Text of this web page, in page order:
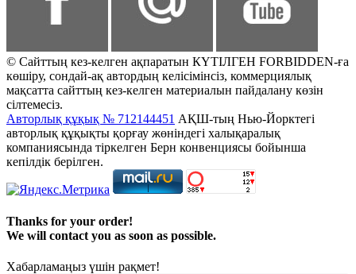
© Сайттың кез-келген ақпаратын КҮТІЛГЕН FORBIDDEN-ға
көшіру, сондай-ақ автордың келісімінсіз, коммерциялық
мақсатта сайттың кез-келген материалын пайдалану көзін
сілтемесіз.
Авторлық құқық № 712144451 АҚШ-тың Нью-Йорктегі
авторлық құқықты қорғау жөніндегі халықаралық
компаниясында тіркелген Берн конвенциясы бойынша
кепілдік берілген.
Thanks for your order!
We will contact you as soon as possible.
Хабарламаңыз үшін рақмет!